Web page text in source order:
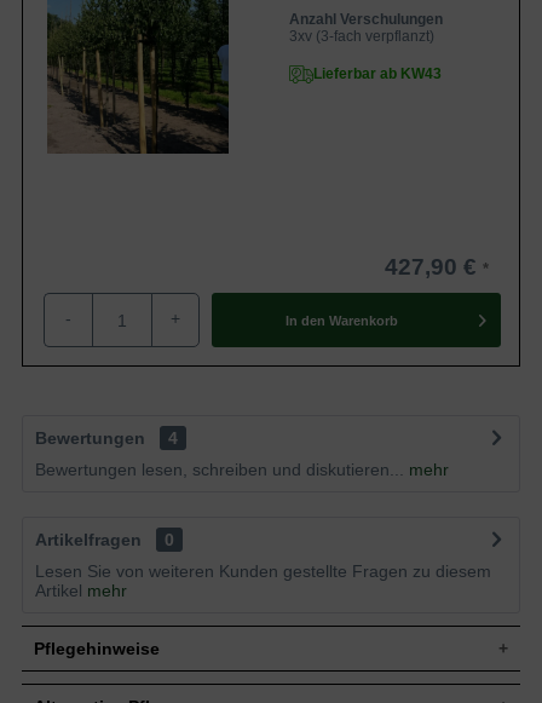
Anzahl Verschulungen
3xv (3-fach verpflanzt)
Lieferbar ab KW43
427,90 €
- + In den Warenkorb
Bewertungen
4
Bewertungen lesen, schreiben und diskutieren...
mehr
Artikelfragen
0
Lesen Sie von weiteren Kunden gestellte Fragen zu diesem
Artikel mehr
Pflegehinweise